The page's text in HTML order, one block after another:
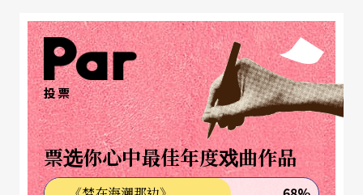
之上。
《阿姨》的故事情节看似为正妹歌舞团荣届退休的
「阿姨」（梁菲倚饰演）团长，排练最后一场表
演，实则建构一则失能家庭（dysfunctional famil
y）的现代寓言。生病的母亲（歌仔戏名旦潘丽丽饰
演，剧中的医生没有点破妈妈生的是什么病）需要
投票
票选你心中最佳年度戏曲作品